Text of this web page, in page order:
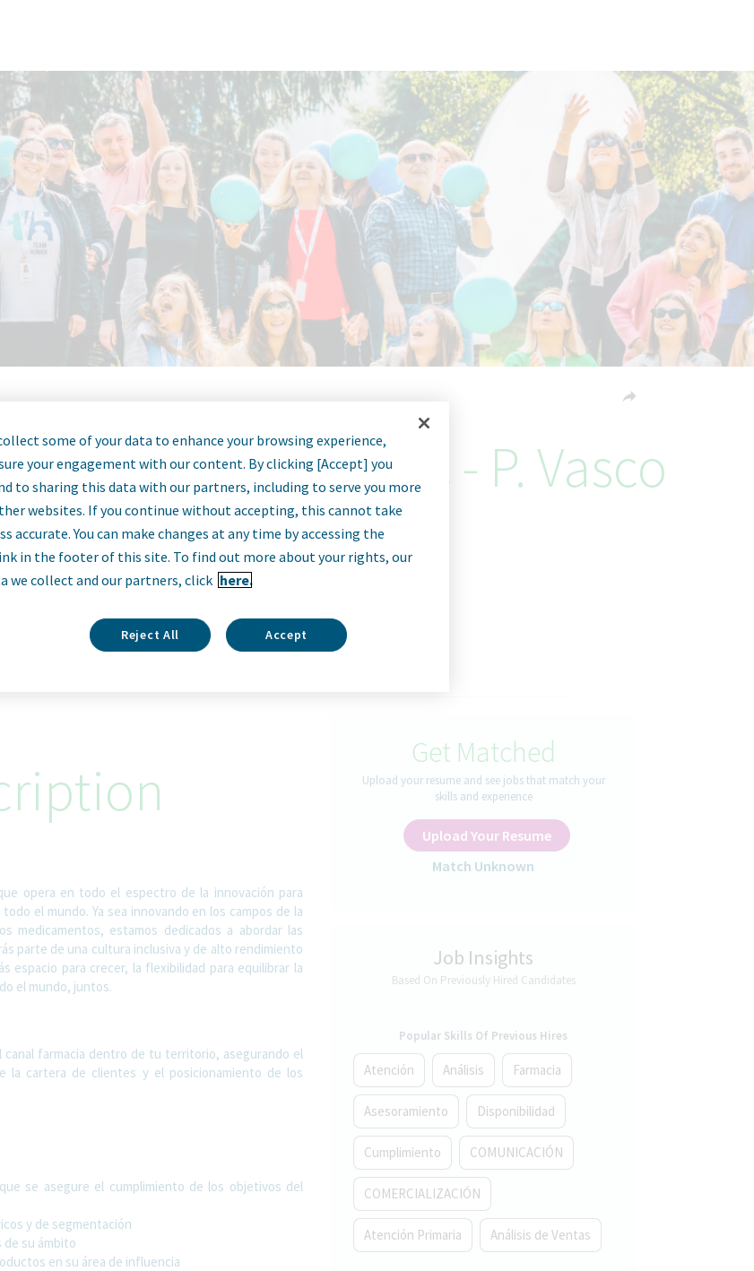
Farmacia OTC - P. Vasco
Rioja + Navarra
Vizcaya, Spain
Apply Now
opera en todo el espectro de la innovación para
el mundo. Ya sea innovando en los campos de la
medicamentos, estamos dedicados a abordar las
parte de una cultura inclusiva y de alto rendimiento
espacio para crecer, la flexibilidad para equilibrar la
el mundo, juntos.
farmacia dentro de tu territorio, asegurando el
la cartera de clientes y el posicionamiento de los
se asegure el cumplimiento de los objetivos del
y de segmentación
de su ámbito
en su área de influencia
Get Matched
Upload your resume and see jobs that match your
skills and experience
Upload Your Resume
Match Unknown
Job Insights
Based On Previously Hired Candidates
Popular Skills Of Previous Hires
Atención Análisis Farmacia
Asesoramiento Disponibilidad
Cumplimiento COMUNICACIÓN
COMERCIALIZACIÓN
Atención Primaria Análisis de Ventas
some of your data to enhance your browsing experience,
your engagement with our content. By clicking [Accept] you
to sharing this data with our partners, including to serve you more
websites. If you continue without accepting, this cannot take
accurate. You can make changes at any time by accessing the
in the footer of this site. To find out more about your rights, our
we collect and our partners, click here.
Reject All Accept